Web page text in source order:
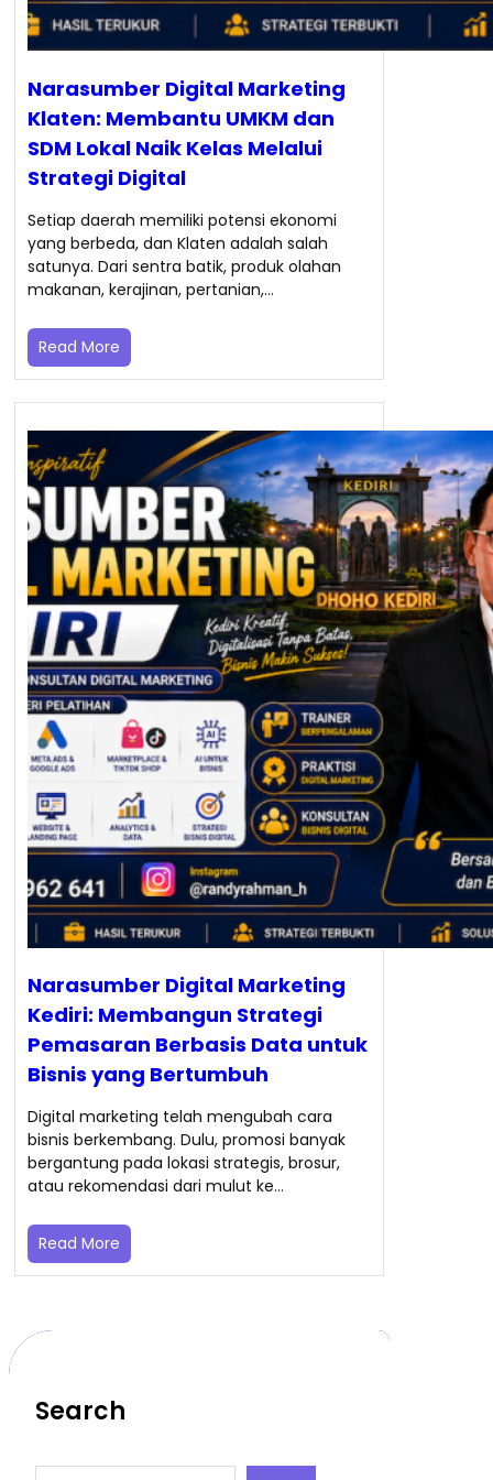
Narasumber Digital Marketing
Klaten: Membantu UMKM dan
SDM Lokal Naik Kelas Melalui
Strategi Digital
Setiap daerah memiliki potensi ekonomi
yang berbeda, dan Klaten adalah salah
satunya. Dari sentra batik, produk olahan
makanan, kerajinan, pertanian,…
Read More
Narasumber Digital Marketing
Kediri: Membangun Strategi
Pemasaran Berbasis Data untuk
Bisnis yang Bertumbuh
Digital marketing telah mengubah cara
bisnis berkembang. Dulu, promosi banyak
bergantung pada lokasi strategis, brosur,
atau rekomendasi dari mulut ke…
Read More
Search